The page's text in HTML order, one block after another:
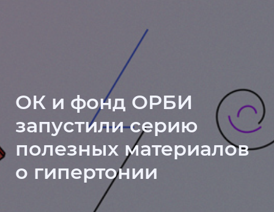
ОК и фонд ОРБИ
запустили серию
полезных материалов
о гипертонии